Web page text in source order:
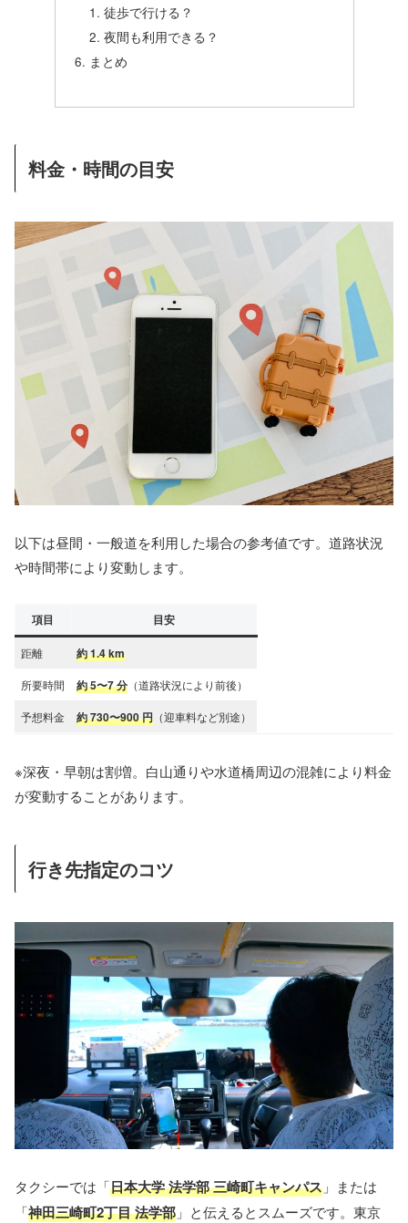
徒歩で行ける？
夜間も利用できる？
まとめ
料金・時間の目安
以下は昼間・一般道を利用した場合の参考値です。道路状況
や時間帯により変動します。
項目 目安
距離 約 1.4 km
所要時間 約 5〜7 分 （道路状況により前後）
予想料金 約 730〜900 円 （迎車料など別途）
※深夜・早朝は割増。白山通りや水道橋周辺の混雑により料金
が変動することがあります。
行き先指定のコツ
タクシーでは「日本大学 法学部 三崎町キャンパス 」または
「神田三崎町2丁目 法学部 」と伝えるとスムーズです。東京